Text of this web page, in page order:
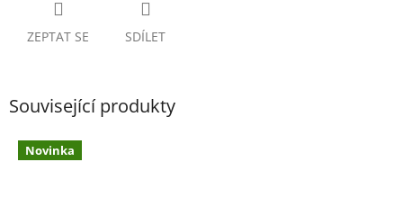
ZEPTAT SE SDÍLET
Související produkty
Novinka